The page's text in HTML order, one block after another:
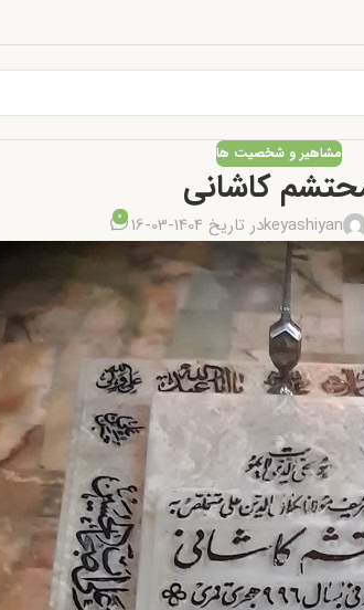
مشاهیر و شخصیت ها
کاشانی
keyashiyanدر تاریخ 1404-03-16 0